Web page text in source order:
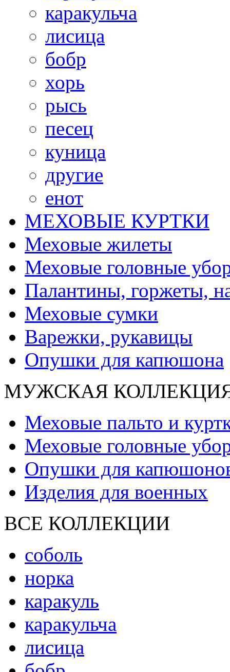
каракульча
лисица
бобр
хорь
рысь
песец
куница
другие
енот
МЕХОВЫЕ КУРТКИ
Меховые жилеты
Меховые головные
Палантины, горжеты,
Меховые сумки
Варежки, рукавицы
Опушки для капюшона
МУЖСКАЯ
Меховые пальто и
Меховые головные
Опушки для
Изделия для военных
ВСЕ КОЛЛЕКЦИИ
соболь
норка
каракуль
каракульча
лисица